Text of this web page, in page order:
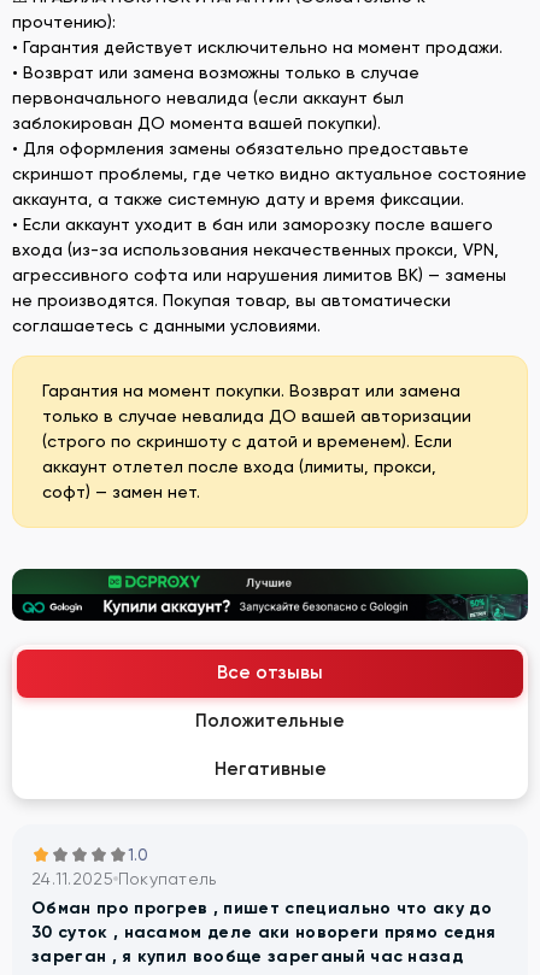
прочтению):
• Гарантия действует исключительно на момент продажи.
• Возврат или замена возможны только в случае
первоначального невалида (если аккаунт был
заблокирован ДО момента вашей покупки).
• Для оформления замены обязательно предоставьте
скриншот проблемы, где четко видно актуальное состояние
аккаунта, а также системную дату и время фиксации.
• Если аккаунт уходит в бан или заморозку после вашего
входа (из-за использования некачественных прокси, VPN,
агрессивного софта или нарушения лимитов ВК) — замены
не производятся. Покупая товар, вы автоматически
соглашаетесь с данными условиями.
Гарантия на момент покупки. Возврат или замена
только в случае невалида ДО вашей авторизации
(строго по скриншоту с датой и временем). Если
аккаунт отлетел после входа (лимиты, прокси,
софт) — замен нет.
Все отзывы
Положительные
Негативные
1.0
24.11.2025 Покупатель
Обман про прогрев , пишет специально что аку до
30 суток , насамом деле аки новореги прямо седня
зареган , я купил вообще зареганый час назад